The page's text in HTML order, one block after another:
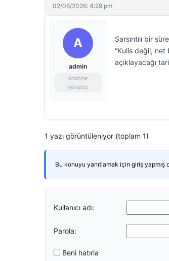
02/06/2026: 4:29 pm
A
admin
Anahtar
yönetici
Sarsıntılı bir
“Kulis değil, net
açıklayacağı
1 yazı görüntüleniyor (toplam 1)
Bu konuyu yanıtlamak için giriş yapmış
Kullanıcı adı:
Parola:
Beni hatırla